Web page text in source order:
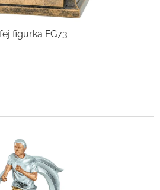
figurka FG73